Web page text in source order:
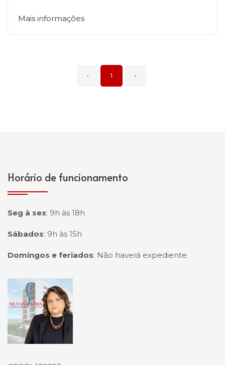
Mais informações
‹ 1 ›
Horário de funcionamento
Seg à sex: 9h às 18h
Sábados: 9h às 15h
Domingos e feriados: Não haverá expediente
Página inicial